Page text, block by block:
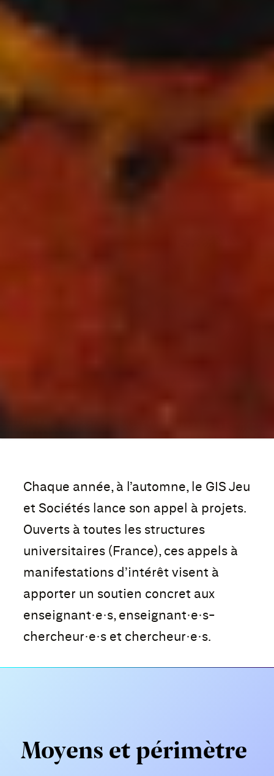
Chaque année, à l’automne, le GIS Jeu
et Sociétés lance son appel à projets.
Ouverts à toutes les structures
universitaires (France), ces appels à
manifestations d’intérêt visent à
apporter un soutien concret aux
enseignant·e·s, enseignant·e·s-
chercheur·e·s et chercheur·e·s.
Moyens et périmètre